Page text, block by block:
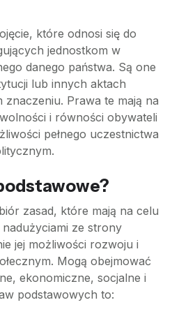
które odnosi się do
jednostkom w
danego państwa. Są one
lub innych aktach
Prawa te mają na
i równości obywateli
pełnego uczestnictwa
zasad, które mają na celu
ze strony
jej możliwości rozwoju i
Mogą obejmować
ekonomiczne, socjalne i
podstawowych to: